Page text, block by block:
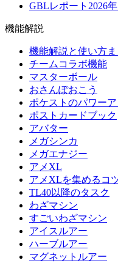
GBLレポート2026年
機能解説
機能解説と使い方
チームコラボ機能
マスターボール
おさんぽおこう
ポケストのパワー
ポストカードブック
アバター
メガシンカ
メガエナジー
アメXL
アメXLを集めるコ
TL40以降のタスク
わざマシン
すごいわざマシン
アイスルアー
ハーブルアー
マグネットルアー